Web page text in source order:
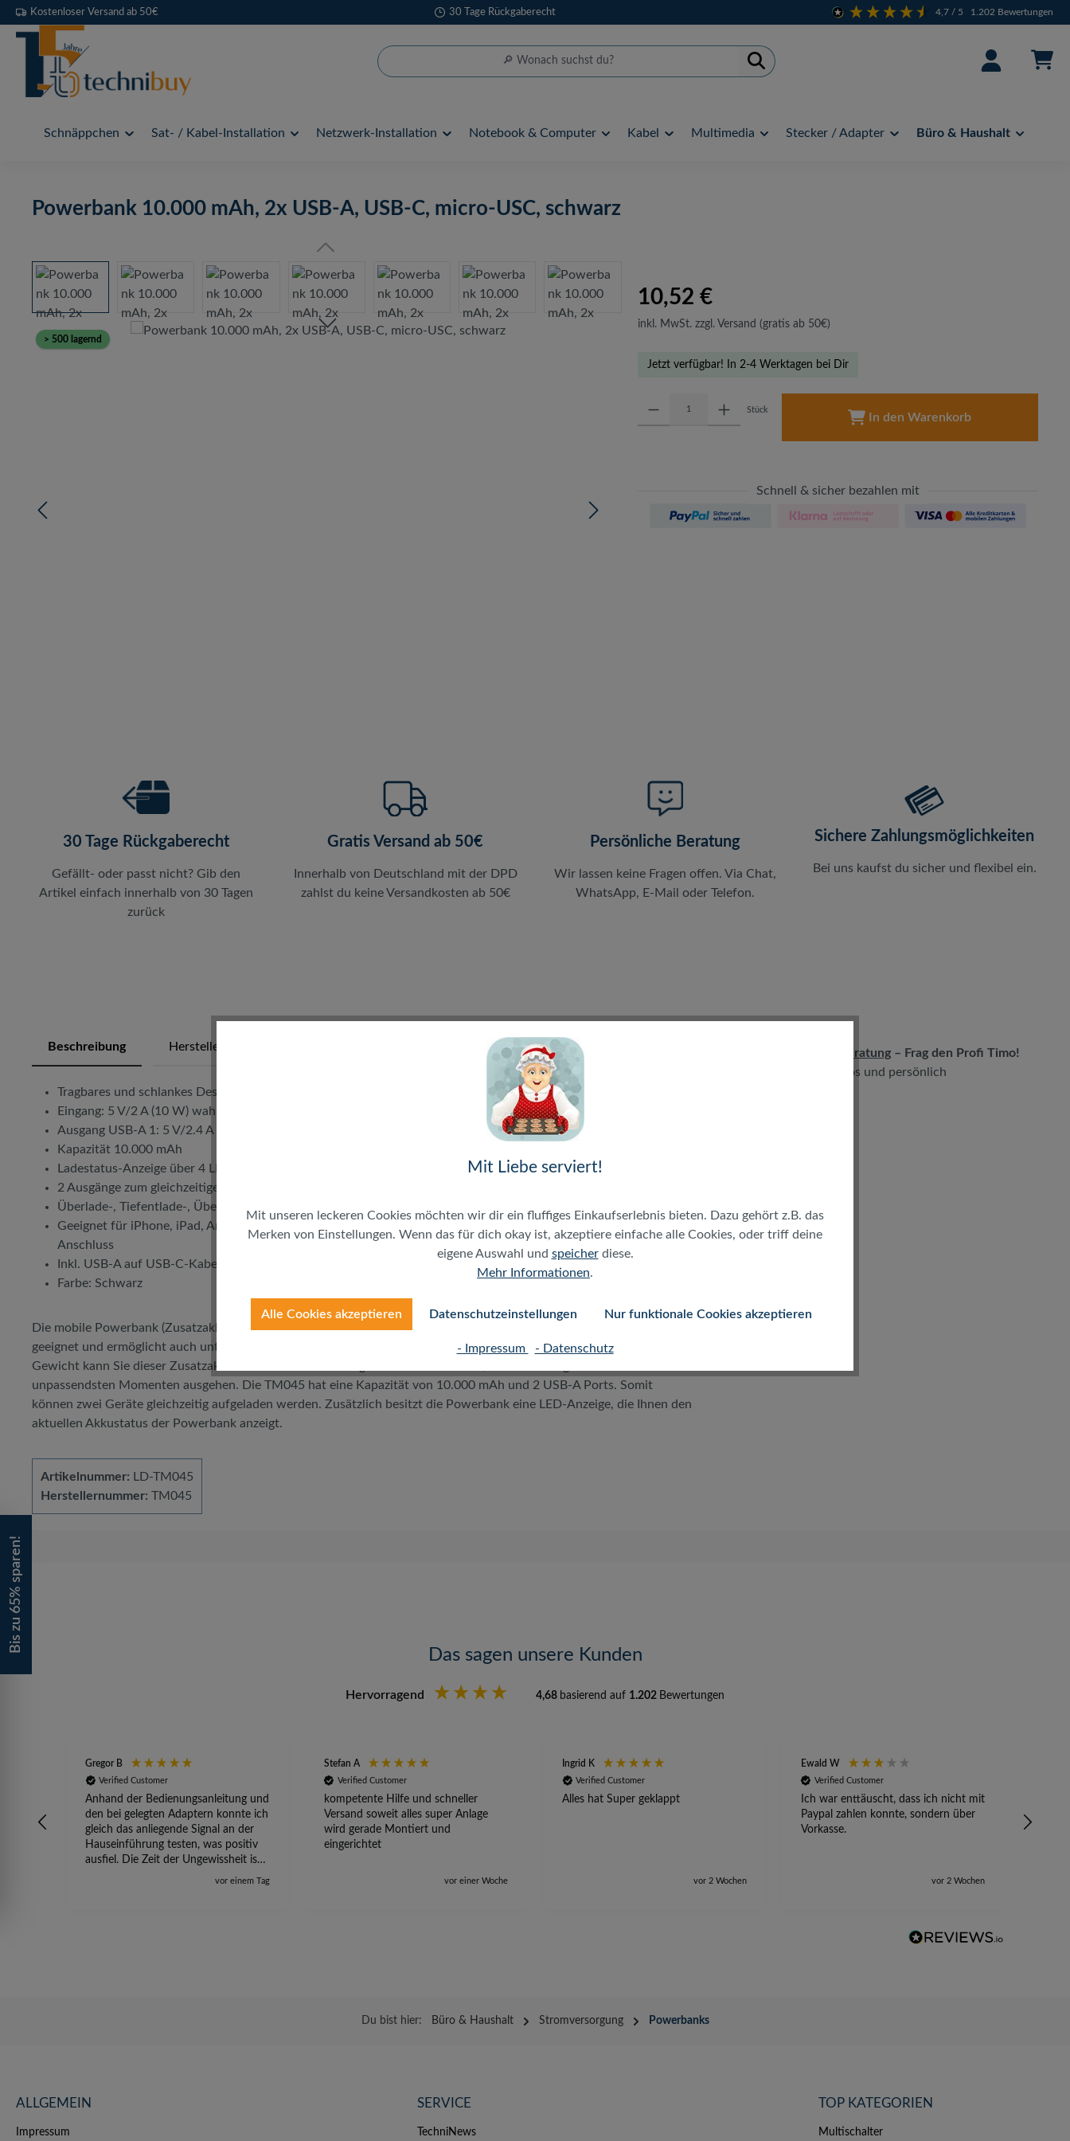
Hauptinhalt springen
Zur Suche springen
Zur Hauptnavigation springen
Kostenloser Versand ab 50€ 30 Tage Rückgaberecht 4,7 / 5 1.202 Bewertungen
Schnäppchen Sat- / Kabel-Installation Netzwerk-Installation Notebook & Computer Kabel Multimedia Stecker / Adapter Büro & Haushalt
Powerbank 10.000 mAh, 2x USB-A, USB-C, micro-USC, schwarz
Bildergalerie überspringen
> 500 lagernd
10,52 €
inkl. MwSt. zzgl. Versand (gratis ab 50€)
Jetzt verfügbar! In 2-4 Werktagen bei Dir
Stück
In den Warenkorb
Schnell & sicher bezahlen mit
30 Tage Rückgaberecht
Gefällt- oder passt nicht? Gib den
Artikel einfach innerhalb von 30 Tagen
zurück
Gratis Versand ab 50€
Innerhalb von Deutschland mit der DPD
zahlst du keine Versandkosten ab 50€
Persönliche Beratung
Wir lassen keine Fragen offen. Via Chat,
WhatsApp, E-Mail oder Telefon.
Sichere Zahlungsmöglichkeiten
Bei uns kaufst du sicher und flexibel ein.
Beschreibung Herstellerinfos
Tragbares und schlankes Design
Eingang: 5 V/2 A (10 W) wahlweise über Micro-B oder USB-C Anschluss
Ausgang USB-A 1: 5 V/2.4 A (12 W), USB-A 2: 5 V/2.4 A (12 W); Gesamt max. 12 W
Kapazität 10.000 mAh
Ladestatus-Anzeige über 4 LEDs
2 Ausgänge zum gleichzeitigen Laden von 2 USB Geräten
Überlade-, Tiefentlade-, Überlast- und Kurzschlussschutz
Geeignet für iPhone, iPad, Android Smartphones, GPS-Geräte, Kameras und weiteren Geräten mit USB-
Anschluss
Inkl. USB-A auf USB-C-Kabel (30 cm)
Farbe: Schwarz
Die mobile Powerbank (Zusatzakku) von LogiLink ist speziell für Mobiltelefone und Tablets mit hohem Stromverbrauch
geeignet und ermöglicht auch unterwegs das Laden von Endgeräten. Durch die kompakte Bauform und das geringe
Gewicht kann Sie dieser Zusatzakku mühelos überallhin begleiten und verhindert, dass Ihre Endgeräte in den
unpassendsten Momenten ausgehen. Die TM045 hat eine Kapazität von 10.000 mAh und 2 USB-A Ports. Somit
können zwei Geräte gleichzeitig aufgeladen werden. Zusätzlich besitzt die Powerbank eine LED-Anzeige, die Ihnen den
aktuellen Akkustatus der Powerbank anzeigt.
Artikelnummer: LD-TM045
Herstellernummer: TM045
LIVE-Beratung – Frag den Profi Timo!
kostenlos und persönlich
Das sagen unsere Kunden
Hervorragend 4,68 basierend auf 1.202 Bewertungen
Gregor B
Verified Customer
Anhand der Bedienungsanleitung und
den bei gelegten Adaptern konnte ich
gleich das anliegende Signal an der
Hauseinführung testen, was positiv
ausfiel. Die Zeit der Ungewissheit ist
jetzt vorbei, ich kann mit Sicherheit
vor einem Tag
Stefan A
Verified Customer
kompetente Hilfe und schneller
Versand soweit alles super Anlage
wird gerade Montiert und
eingerichtet
vor einer Woche
Ingrid K
Verified Customer
Alles hat Super geklappt
vor 2 Wochen
Ewald W
Verified Customer
Ich war enttäuscht, dass ich nicht mit
Paypal zahlen konnte, sondern über
Vorkasse.
vor 2 Wochen
Du bist hier: Büro & Haushalt Stromversorgung Powerbanks
ALLGEMEIN
Impressum
SERVICE
TechniNews
TOP KATEGORIEN
Multischalter
Bis zu 65% sparen!
Mit Liebe serviert!
Mit unseren leckeren Cookies möchten wir dir ein fluffiges Einkaufserlebnis bieten. Dazu gehört z.B. das
Merken von Einstellungen. Wenn das für dich okay ist, akzeptiere einfache alle Cookies, oder triff deine
eigene Auswahl und speicherdiese.
Mehr Informationen.
Alle Cookies akzeptieren Datenschutzeinstellungen Nur funktionale Cookies akzeptieren
- Impressum - Datenschutz